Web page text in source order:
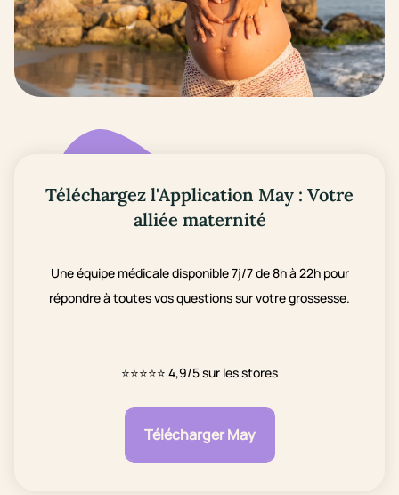
Téléchargez l'Application May : Votre
alliée maternité
Une équipe médicale disponible 7j/7 de 8h à 22h pour
répondre à toutes vos questions sur votre grossesse.
⭐⭐⭐⭐⭐ 4,9/5 sur les stores
Télécharger May